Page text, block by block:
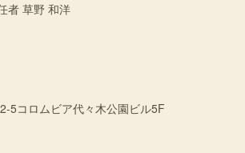
者 草野 和洋
5コロムビア代々木公園ビル5F